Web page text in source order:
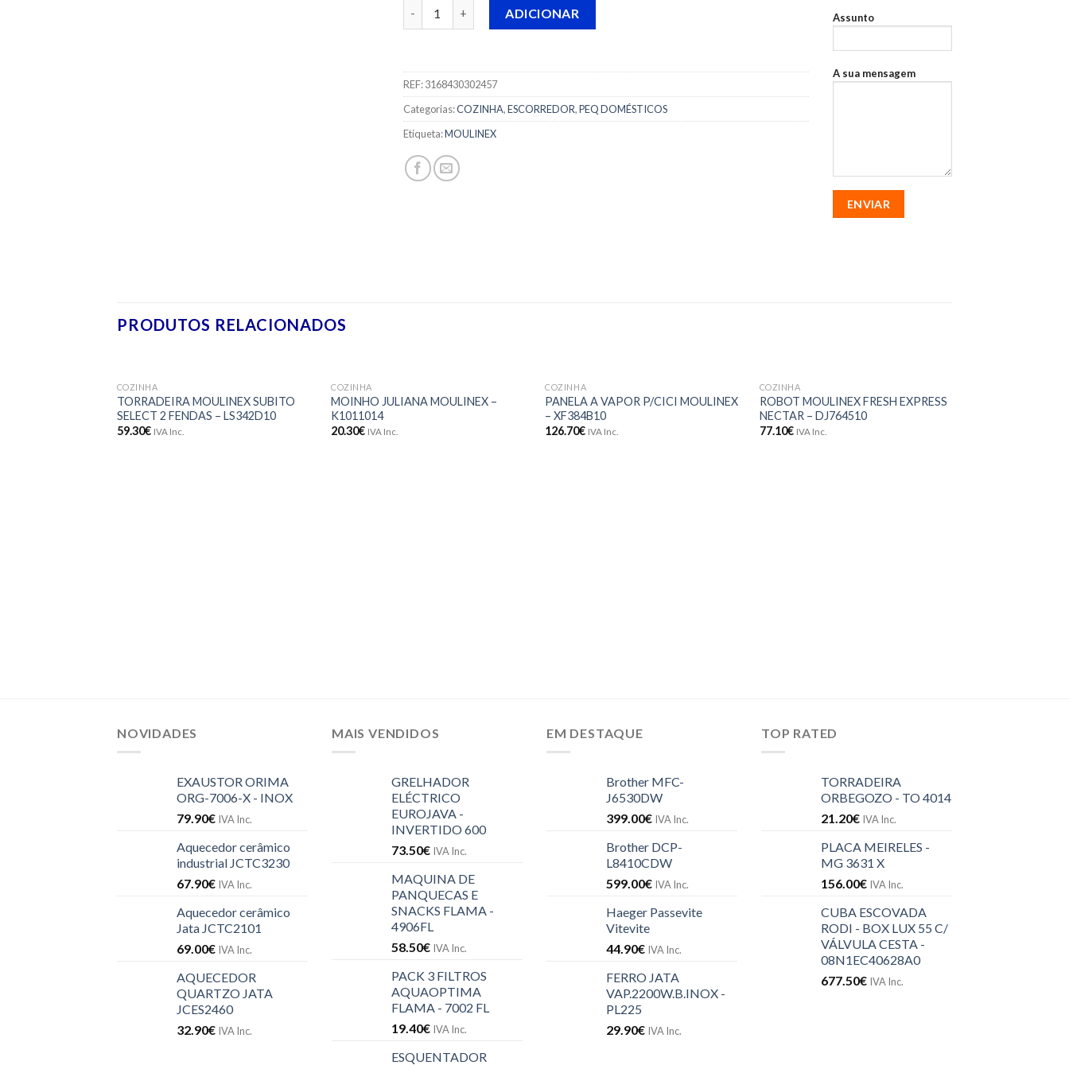
ADICIONAR
REF:3168430302457
Categorias:COZINHA,ESCORREDOR,PEQ DOMÉSTICOS
Etiqueta:MOULINEX
Assunto
A sua mensagem
PRODUTOS RELACIONADOS
Adicionar
aos meus
desejos
COZINHA
TORRADEIRA MOULINEX SUBITO
SELECT 2 FENDAS – LS342D10
59.30€ IVA Inc.
Adicionar
aos meus
COZINHA
MOINHO JULIANA MOULINEX –
K1011014
20.30€ IVA Inc.
Adicionar
aos meus
COZINHA
PANELA A VAPOR P/CICI MOULINEX
– XF384B10
126.70€ IVA Inc.
Adicionar
aos meus
COZINHA
ROBOT MOULINEX FRESH EXPRESS
NECTAR – DJ764510
77.10€ IVA Inc.
NOVIDADES
EXAUSTOR ORIMA
ORG-7006-X - INOX
79.90€ IVA Inc.
Aquecedor cerâmico
industrial JCTC3230
67.90€ IVA Inc.
Aquecedor cerâmico
Jata JCTC2101
69.00€ IVA Inc.
AQUECEDOR
QUARTZO JATA
JCES2460
32.90€ IVA Inc.
MAIS VENDIDOS
GRELHADOR
ELÉCTRICO
EUROJAVA -
INVERTIDO 600
73.50€ IVA Inc.
MAQUINA DE
PANQUECAS E
SNACKS FLAMA -
4906FL
58.50€ IVA Inc.
PACK 3 FILTROS
AQUAOPTIMA
FLAMA - 7002 FL
19.40€ IVA Inc.
ESQUENTADOR
EM DESTAQUE
Brother MFC-
J6530DW
399.00€ IVA Inc.
Brother DCP-
L8410CDW
599.00€ IVA Inc.
Haeger Passevite
Vitevite
44.90€ IVA Inc.
FERRO JATA
VAP.2200W.B.INOX -
PL225
29.90€ IVA Inc.
TOP RATED
TORRADEIRA
ORBEGOZO - TO 4014
21.20€ IVA Inc.
PLACA MEIRELES -
MG 3631 X
156.00€ IVA Inc.
CUBA ESCOVADA
RODI - BOX LUX 55 C/
VÁLVULA CESTA -
08N1EC40628A0
677.50€ IVA Inc.